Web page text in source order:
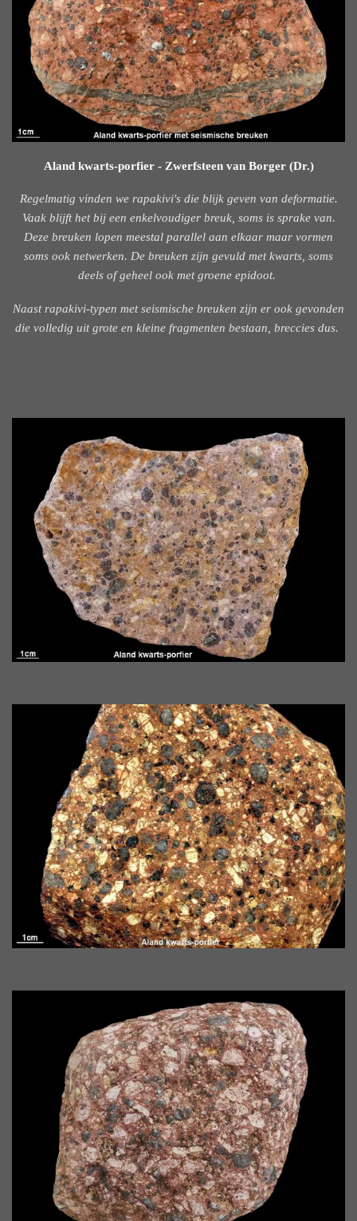
Aland kwarts-porfier - Zwerfsteen van Borger (Dr.)
Regelmatig vinden we rapakivi's die blijk geven van deformatie.
Vaak blijft het bij een enkelvoudiger breuk, soms is sprake van.
Deze breuken lopen meestal parallel aan elkaar maar vormen
soms ook netwerken. De breuken zijn gevuld met kwarts, soms
deels of geheel ook met groene epidoot.
Naast rapakivi-typen met seismische breuken zijn er ook gevonden
die volledig uit grote en kleine fragmenten bestaan, breccies dus.